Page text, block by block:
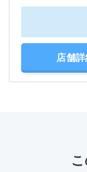
店舗詳